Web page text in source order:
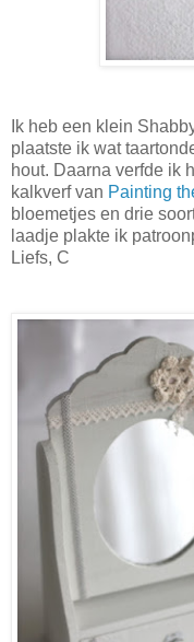
Ik heb een klein
plaatste ik wat
hout. Daarna verfde ik
kalkverf van Painting
bloemetjes en drie
laadje plakte ik
Liefs, C